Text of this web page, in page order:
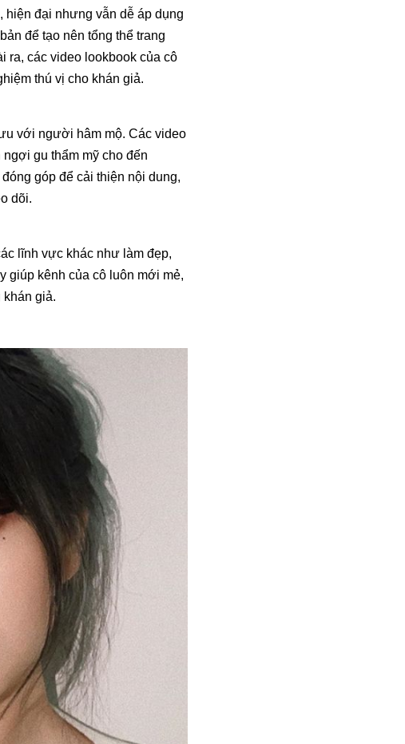
hiện đại nhưng vẫn dễ áp dụng
để tạo nên tổng thể trang
ra, các video lookbook của cô
thú vị cho khán giả.
với người hâm mộ. Các video
gu thẩm mỹ cho đến
góp để cải thiện nội dung,
dõi.
lĩnh vực khác như làm đẹp,
giúp kênh của cô luôn mới mẻ,
giả.